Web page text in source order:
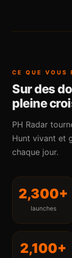
CE QUE VOUS
Sur des
pleine
PH Radar
Hunt vivant et
chaque jour.
2,300+
launches
2,100+